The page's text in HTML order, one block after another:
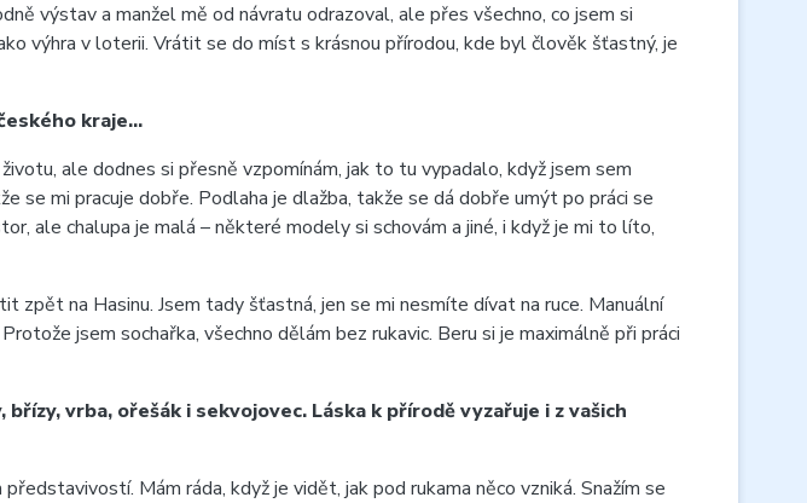
výstav a manžel mě od návratu odrazoval, ale přes všechno, co jsem si
výhra v loterii. Vrátit se do míst s krásnou přírodou, kde byl člověk šťastný, je
kraje…
ale dodnes si přesně vzpomínám, jak to tu vypadalo, když jsem sem
se mi pracuje dobře. Podlaha je dlažba, takže se dá dobře umýt po práci se
ale chalupa je malá – některé modely si schovám a jiné, i když je mi to líto,
na Hasinu. Jsem tady šťastná, jen se mi nesmíte dívat na ruce. Manuální
jsem sochařka, všechno dělám bez rukavic. Beru si je maximálně při práci
vrba, ořešák i sekvojovec. Láska k přírodě vyzařuje i z vašich
Mám ráda, když je vidět, jak pod rukama něco vzniká. Snažím se